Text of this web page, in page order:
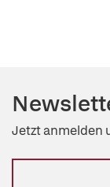
Jetzt anmelden